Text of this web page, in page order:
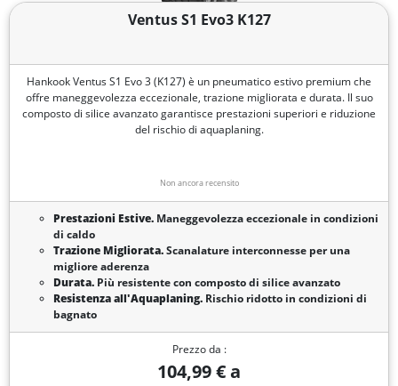
Ventus S1 Evo3 K127
Hankook Ventus S1 Evo 3 (K127) è un pneumatico estivo premium che
offre maneggevolezza eccezionale, trazione migliorata e durata. Il suo
composto di silice avanzato garantisce prestazioni superiori e riduzione
del rischio di aquaplaning.
Non ancora recensito
Prestazioni Estive.Maneggevolezza eccezionale in condizioni
di caldo
Trazione Migliorata.Scanalature interconnesse per una
migliore aderenza
Durata.Più resistente con composto di silice avanzato
Resistenza all'Aquaplaning.Rischio ridotto in condizioni di
bagnato
Prezzo da :
104,99 € a